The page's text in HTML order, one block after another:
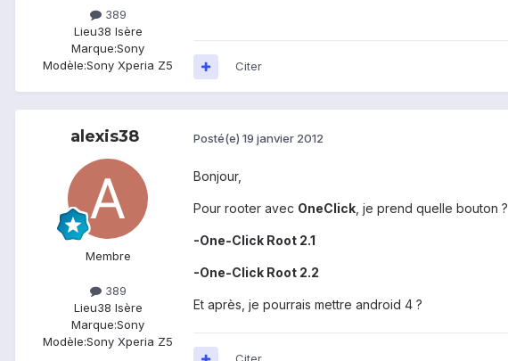
389
Lieu38 Isère
Marque:Sony
Modèle:Sony Xperia Z5 Citer
alexis38
Membre
389
Lieu38 Isère
Marque:Sony
Modèle:Sony Xperia Z5
Posté(e) 19 janvier 2012
Bonjour,
Pour rooter avec OneClick, je prend quelle bouton ?
-One-Click Root 2.1
-One-Click Root 2.2
Et après, je pourrais mettre android 4 ?